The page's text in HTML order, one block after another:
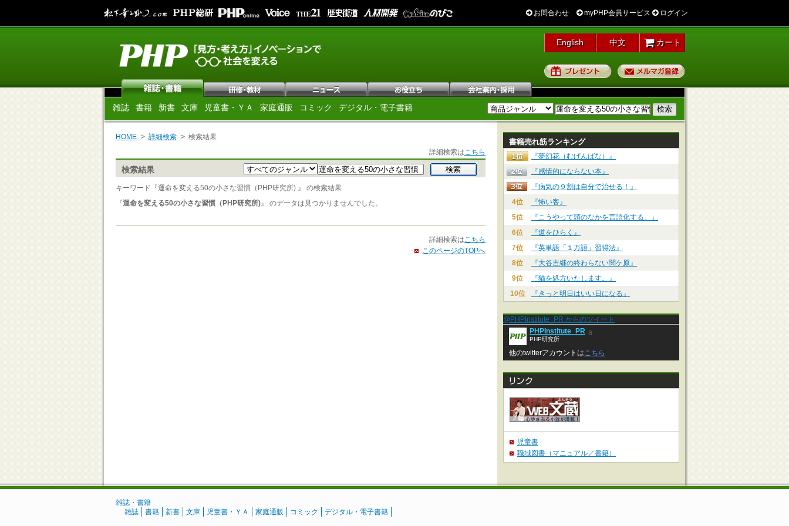
お問合わせ myPHP会員サービス ログイン
English 中文 カート
プレゼント
雑誌 書籍 新書 文庫 児童書・ＹＡ 家庭通販 コミック デジタル・電子書籍
HOME 詳細検索
検索結果
詳細検索はこちら
検索結果
キーワード『運命を変える50の小さな習慣（PHP研究所) 』 の検索結果
『運命を変える50の小さな習慣（PHP研究所)』 のデータは見つかりませんでした。
詳細検索はこちら
このページのTOPへ
書籍売れ筋ランキング
『夢幻花（むげんばな）』
『感情的にならない本』
『病気の９割は自分で治せる！』
4位
『怖い客』
5位
『こうやって頭のなかを言語化する。』
6位
『道をひらく』
7位
『英単語「１万語」習得法』
8位
『大谷吉継の終わらない関ケ原』
9位
『猫を処方いたします。』
10位
『きっと明日はいい日になる』
@PHPInstitute_PR からのツイート
PHPInstitute_PR
PHP研究所
a
他のtwitterアカウントはこちら
児童書
職域図書（マニュアル／書籍）
雑誌・書籍
雑誌
書籍 新書 文庫 児童書・ＹＡ 家庭通販 コミック デジタル・電子書籍